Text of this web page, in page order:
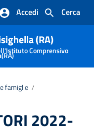
Cerca
Accedi
(RA)
Comprensivo
famiglie /
2022-